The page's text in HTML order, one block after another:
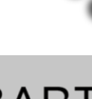
Lichtstammtisch